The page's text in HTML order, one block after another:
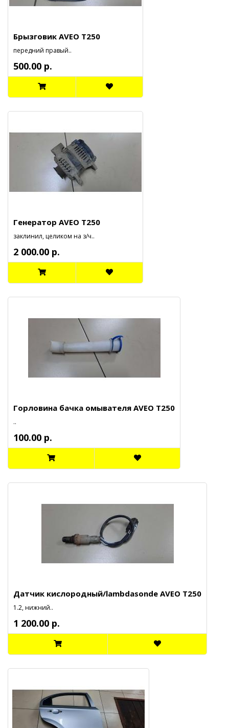
Брызговик AVEO T250
передний правый..
500.00 р.
Генератор AVEO T250
заклинил, целиком на з/ч..
2 000.00 р.
Горловина бачка омывателя AVEO T250
..
100.00 р.
Датчик кислородный/lambdasonde AVEO T250
1.2, нижний..
1 200.00 р.